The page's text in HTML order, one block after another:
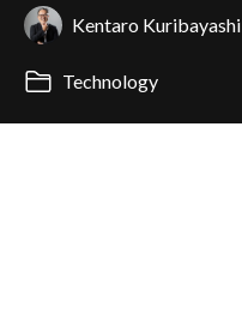
Kentaro Kuribayashi
Technology